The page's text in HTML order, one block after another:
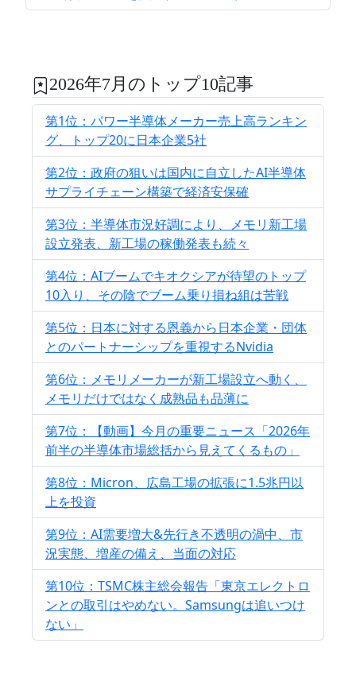
2026年7月のトップ10記事
第1位：パワー半導体メーカー売上高ランキン
グ、トップ20に日本企業5社
第2位：政府の狙いは国内に自立したAI半導体
サプライチェーン構築で経済安保確
第3位：半導体市況好調により、メモリ新工場
設立発表、新工場の稼働発表も続々
第4位：AIブームでキオクシアが待望のトップ
10入り、その陰でブーム乗り損ね組は苦戦
第5位：日本に対する恩義から日本企業・団体
とのパートナーシップを重視するNvidia
第6位：メモリメーカーが新工場設立へ動く、
メモリだけではなく成熟品も品薄に
第7位：【動画】今月の重要ニュース「2026年
前半の半導体市場総括から見えてくるもの」
第8位：Micron、広島工場の拡張に1.5兆円以
上を投資
第9位：AI需要増大&先行き不透明の渦中、市
況実態、増産の備え、当面の対応
第10位：TSMC株主総会報告「東京エレクトロ
ンとの取引はやめない。Samsungは追いつけ
ない」